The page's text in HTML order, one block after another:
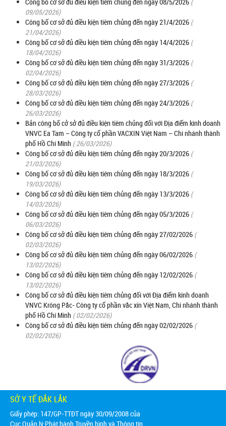
(
09/05/2026)
Công bố cơ sở đủ điều kiện tiêm chủng đến ngày 21/4/2026 (
21/04/2026)
Công bố cơ sở đủ điều kiện tiêm chủng đến ngày 14/4/2026 (
18/04/2026)
Công bố cơ sở đủ điều kiện tiêm chủng đến ngày 31/3/2026 (
02/04/2026)
Công bố cơ sở đủ điều kiện tiêm chủng đến ngày 27/3/2026 (
28/03/2026)
Công bố cơ sở đủ điều kiện tiêm chủng đến ngày 24/3/2026 (
26/03/2026)
Bản công bố cở sở đủ điều kiện tiêm chủng đối với Địa điểm kinh doanh
VNVC Ea Tam – Công ty cổ phần VACXIN Việt Nam – Chi nhánh thành
phố Hồ Chí Minh ( 26/03/2026)
Công bố cơ sở đủ điều kiện tiêm chủng đến ngày 20/3/2026 (
21/03/2026)
Công bố cơ sở đủ điều kiện tiêm chủng đến ngày 18/3/2026 (
19/03/2026)
Công bố cơ sở đủ điều kiện tiêm chủng đến ngày 13/3/2026 (
14/03/2026)
Công bố cơ sở đủ điều kiện tiêm chủng đến ngày 05/3/2026 (
06/03/2026)
Công bố cơ sở đủ điều kiện tiêm chủng đến ngày 27/02/2026 (
02/03/2026)
Công bố cơ sở đủ điều kiện tiêm chủng đến ngày 06/02/2026 (
13/02/2026)
Công bố cơ sở đủ điều kiện tiêm chủng đến ngày 12/02/2026 (
13/02/2026)
Công bố cơ sở đủ điều kiện tiêm chủng đối với Địa điểm kinh doanh
VNVC Krông Pắc- Công ty cổ phần vắc xin Việt Nam, Chi nhánh thành
phố Hồ Chí Minh ( 02/02/2026)
Công bố cơ sở đủ điều kiện tiêm chủng đến ngày 02/02/2026 (
02/02/2026)
SỞ Y TẾ ĐẮK LẮK
Giấy phép: 147/GP-TTĐT ngày 30/09/2008 của
Cục Quản lý Phát hành Truyền hình và Thông tin